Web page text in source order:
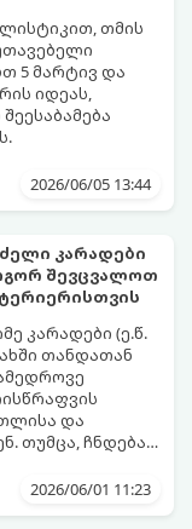
თმის
5 მარტივ და
იდეას,
პიკს
დახარჯოთ
ბრძოლაში
შუბლზე
რომლებიც
და
2026/06/05 13:44
კარადები
შევცვალოთ
კარადები (ე.წ.
თანდათან
და
თუმცა, ჩნდება
მოდურადაც
და დახვეწილი
2026/06/01 11:23